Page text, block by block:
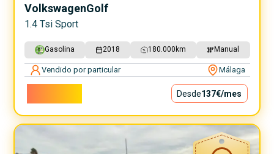
VolkswagenGolf
1.4 Tsi Sport
Gasolina 2018 180.000 km Manual
Vendido por particular Málaga
Desde137€/mes